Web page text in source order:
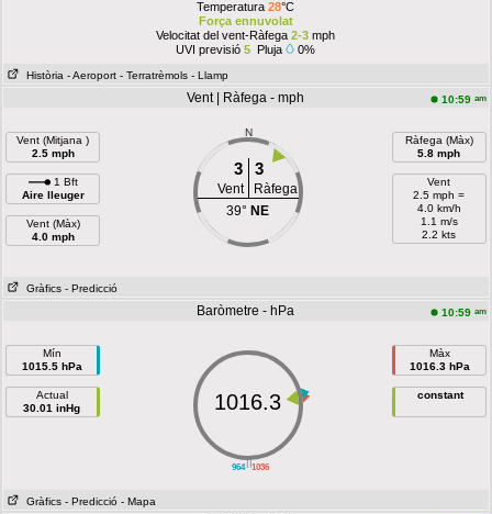
Temperatura28°C
Força ennuvolat
Velocitat del vent-Ràfega 2-3 mph
UVI previsió5 Pluja 0%
Història - Aeroport - Terratrèmols - Llamp
Vent | Ràfega - mph 10:59 am
Vent (Mitjana )
2.5 mph
1 Bft
Aire lleuger
Vent (Màx)
4.0 mph
N
3 3
Vent
Ràfega
39° NE
Ràfega (Màx)
5.8 mph
Vent
2.5 mph =
4.0 km/h
1.1 m/s
2.2 kts
Gràfics - Predicció
Baròmetre - hPa 10:59 am
Mín
1015.5 hPa
Actual
30.01 inHg
||
964 1036
1016.3
Màx
1016.3 hPa
constant
Gràfics - Predicció - Mapa